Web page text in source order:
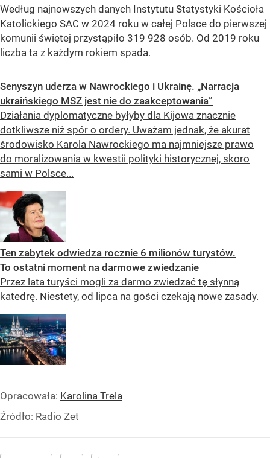
Według najnowszych danych Instytutu Statystyki Kościoła
Katolickiego SAC w 2024 roku w całej Polsce do pierwszej
komunii świętej przystąpiło 319 928 osób. Od 2019 roku
liczba ta z każdym rokiem spada.
Senyszyn uderza w Nawrockiego i Ukrainę. „Narracja
ukraińskiego MSZ jest nie do zaakceptowania”
Działania dyplomatyczne byłyby dla Kijowa znacznie
dotkliwsze niż spór o ordery. Uważam jednak, że akurat
środowisko Karola Nawrockiego ma najmniejsze prawo
do moralizowania w kwestii polityki historycznej, skoro
sami w Polsce...
Ten zabytek odwiedza rocznie 6 milionów turystów.
To ostatni moment na darmowe zwiedzanie
Przez lata turyści mogli za darmo zwiedzać tę słynną
katedrę. Niestety, od lipca na gości czekają nowe zasady.
Opracowała: Karolina Trela
Źródło: Radio Zet